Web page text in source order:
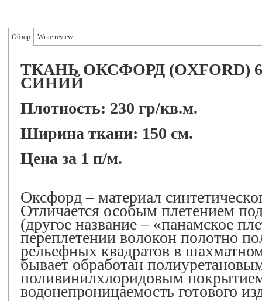
Обзор Write review
ТКАНЬ ОКСФОРД (OXFORD)
СИНИЙ
Плотность: 230 гр/кв.м.
Ширина ткани: 150 см.
Цена за 1 п/м.
Оксфорд – материал
Отличается особым плетением
(другое название – «панамское
переплетении волокон полотно
рельефных квадратов в
бывает обработан
поливинилхлоридовым
водонепроницаемость готового